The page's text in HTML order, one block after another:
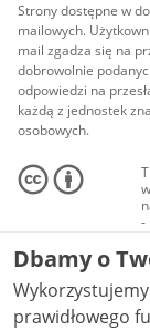
Strony dostępne w
mailowych.
mail zgadza się na
dobrowolnie
odpowiedzi na
każdą z jednostek
osobowych.
-
Dbamy o
prawidłowego